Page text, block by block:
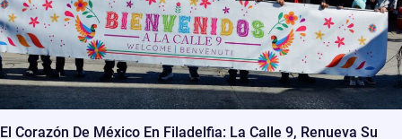
El Corazón De México En Filadelfia: La Calle 9, Renueva Su